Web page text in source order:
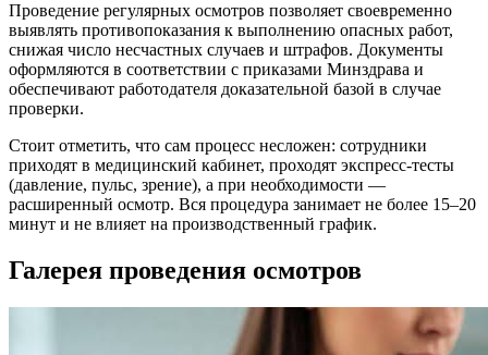
Проведение регулярных осмотров позволяет своевременно
выявлять противопоказания к выполнению опасных работ,
снижая число несчастных случаев и штрафов. Документы
оформляются в соответствии с приказами Минздрава и
обеспечивают работодателя доказательной базой в случае
проверки.
Стоит отметить, что сам процесс несложен: сотрудники
приходят в медицинский кабинет, проходят экспресс-тесты
(давление, пульс, зрение), а при необходимости —
расширенный осмотр. Вся процедура занимает не более 15–20
минут и не влияет на производственный график.
Галерея проведения осмотров